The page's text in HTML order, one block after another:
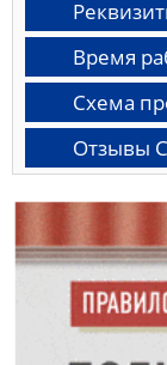
Время
Схема
Отзывы